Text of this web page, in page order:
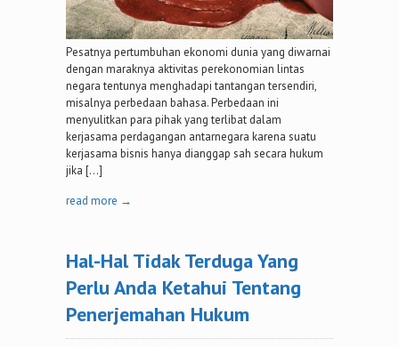
Pesatnya pertumbuhan ekonomi dunia yang diwarnai
dengan maraknya aktivitas perekonomian lintas
negara tentunya menghadapi tantangan tersendiri,
misalnya perbedaan bahasa. Perbedaan ini
menyulitkan para pihak yang terlibat dalam
kerjasama perdagangan antarnegara karena suatu
kerjasama bisnis hanya dianggap sah secara hukum
jika […]
read more →
Hal-Hal Tidak Terduga Yang
Perlu Anda Ketahui Tentang
Penerjemahan Hukum